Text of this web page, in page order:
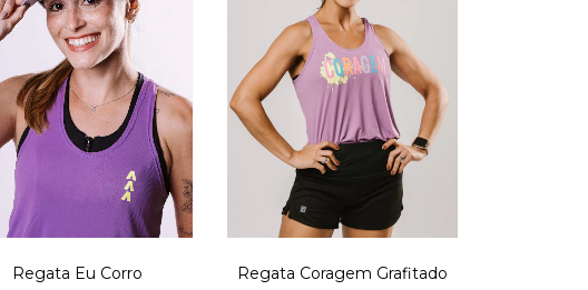
Regata Eu Corro Regata Coragem Grafitado